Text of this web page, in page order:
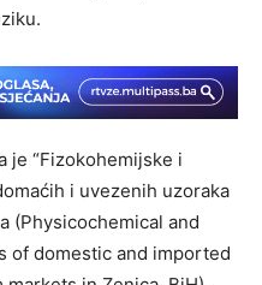
je “Fizokohemijske i
i uvezenih uzoraka
(Physicochemical and
of domestic and imported